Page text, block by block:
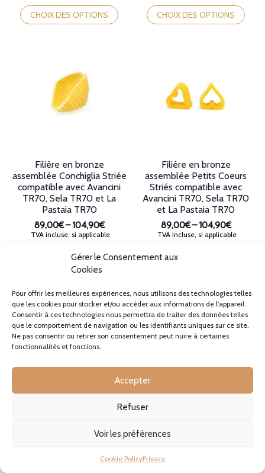
Gérer le Consentement aux
Cookies
Pour offrir les meilleures expériences, nous utilisons des technologies telles
que les cookies pour stocker et/ou accéder aux informations de l'appareil.
Consentir à ces technologies nous permettra de traiter des données telles
que le comportement de navigation ou les identifiants uniques sur ce site.
Ne pas consentir ou retirer son consentement peut nuire à certaines
fonctionnalités et fonctions.
Accepter
Refuser
Voir les préférences
Cookie PolicyPrivacy
CHOIX DES OPTIONS
Ce
produit
a
produit
CHOIX DES OPTIONS
Ce
produit
a
choisies
produit
Disponible sur
commande. Si
commandée
commande sera
expédiée sous 15 à 20
jours.
Filière en bronze
assemblée Conchiglia Striée
compatible avec Avancini
TR70, Sela TR70 et La
Pastaia TR70
89,00€–104,90€
Plage
prix :
89,00€
à
TVA incluse, si applicable
CHOIX DES OPTIONS
Ce
produit
plusieurs
Les
Disponible sur
commande sera
expédiée sous 15 à 20
jours.
Filière en bronze
assemblée Petits Coeurs
Striés compatible avec
Avancini TR70, Sela TR70
et La Pastaia TR70
89,00€–104,90€
Plage
TVA incluse, si applicable
Ce
plusieurs
variations.
Les
options
choisies
la